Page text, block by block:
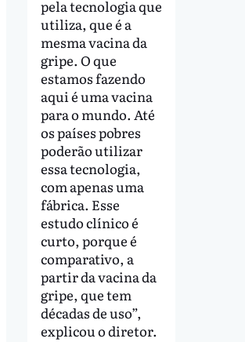
pela tecnologia que
utiliza, que é a
mesma vacina da
gripe. O que
estamos fazendo
aqui é uma vacina
para o mundo. Até
os países pobres
poderão utilizar
essa tecnologia,
com apenas uma
fábrica. Esse
estudo clínico é
curto, porque é
comparativo, a
partir da vacina da
gripe, que tem
décadas de uso”,
explicou o diretor.